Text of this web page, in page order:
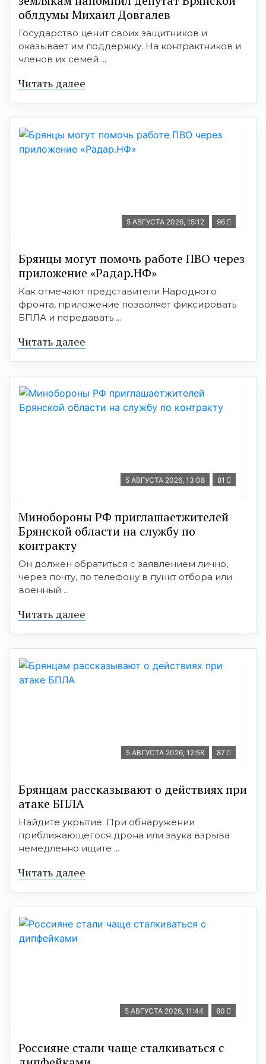
облдумы Михаил Довгалев
Государство ценит своих защитников и
оказывает им поддержку. На контрактников и
членов их семей ...
Читать далее
5 АВГУСТА 2026, 15:12 96
Брянцы могут помочь работе ПВО через
приложение «Радар.НФ»
Как отмечают представители Народного
фронта, приложение позволяет фиксировать
БПЛА и передавать ...
Читать далее
5 АВГУСТА 2026, 13:08 81
Минобoроны РФ приглaшaетжитeлeй
Брянской области на службу по
контракту
Он должен обратиться с заявлением лично,
через почту, по телефону в пункт отбора или
военный ...
Читать далее
5 АВГУСТА 2026, 12:58 87
Брянцам рассказывают о действиях при
атаке БПЛА
Найдите укрытие. При обнаружении
приближающегося дрона или звука взрыва
немедленно ищите ...
Читать далее
5 АВГУСТА 2026, 11:44 80
Россияне стали чаще сталкиваться с